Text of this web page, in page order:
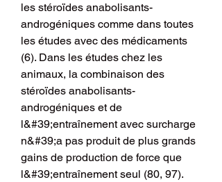
les stéroïdes anabolisants-
androgéniques comme dans toutes
les études avec des médicaments
(6). Dans les études chez les
animaux, la combinaison des
stéroïdes anabolisants-
androgéniques et de
l&#39;entraînement avec surcharge
n&#39;a pas produit de plus grands
gains de production de force que
l&#39;entraînement seul (80, 97).